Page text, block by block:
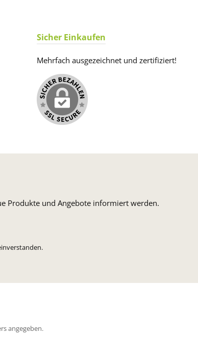
Sicher Einkaufen
Mehrfach ausgezeichnet und zertifiziert!
Produkte und Angebote informiert werden.
angegeben.